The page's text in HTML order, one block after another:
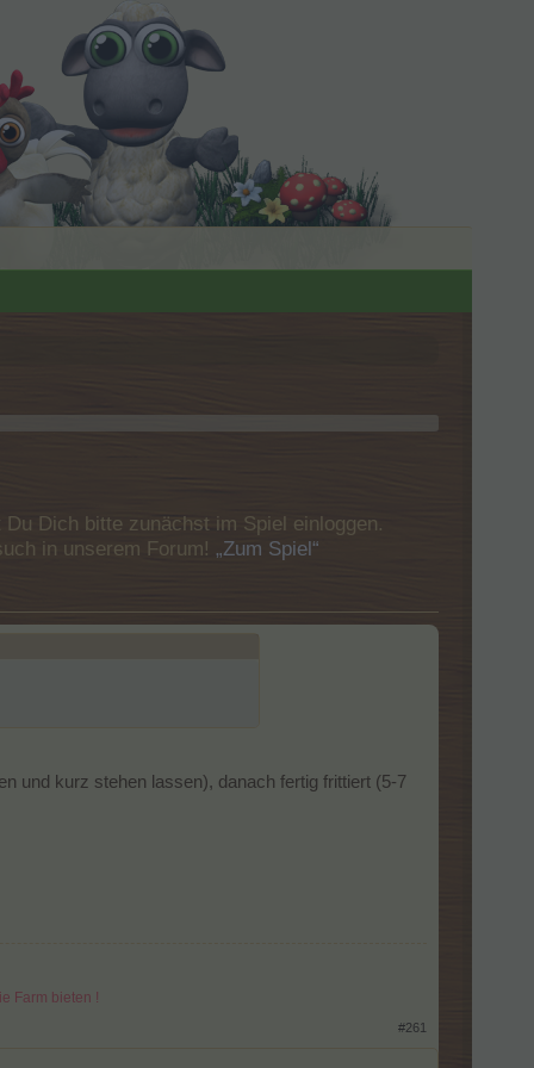
Dich bitte zunächst im Spiel einloggen.
in unserem Forum! „Zum Spiel“
und kurz stehen lassen), danach fertig frittiert (5-7
Farm bieten !
#261